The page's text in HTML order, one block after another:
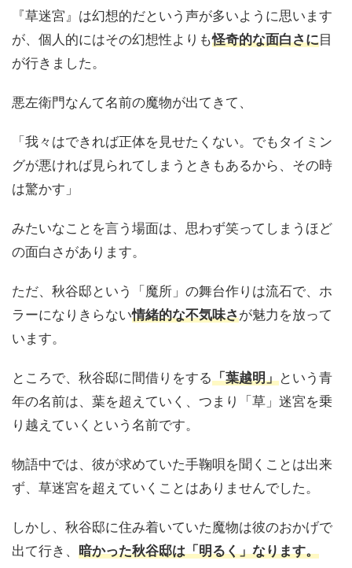
『草迷宮』は幻想的だという声が多いように思います
が、個人的にはその幻想性よりも怪奇的な面白さに目
が行きました。
悪左衛門なんて名前の魔物が出てきて、
「我々はできれば正体を見せたくない。でもタイミン
グが悪ければ見られてしまうときもあるから、その時
は驚かす」
みたいなことを言う場面は、思わず笑ってしまうほど
の面白さがあります。
ただ、秋谷邸という「魔所」の舞台作りは流石で、ホ
ラーになりきらない情緒的な不気味さが魅力を放って
います。
ところで、秋谷邸に間借りをする「葉越明」という青
年の名前は、葉を超えていく、つまり「草」迷宮を乗
り越えていくという名前です。
物語中では、彼が求めていた手鞠唄を聞くことは出来
ず、草迷宮を超えていくことはありませんでした。
しかし、秋谷邸に住み着いていた魔物は彼のおかげで
出て行き、 暗かった秋谷邸は「明るく」なります。